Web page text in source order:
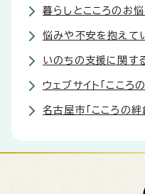
暮らしとこころのお
悩みや不安を抱えて
いのちの支援に関す
ウェブサイト「こころ
名古屋市「こころの絆